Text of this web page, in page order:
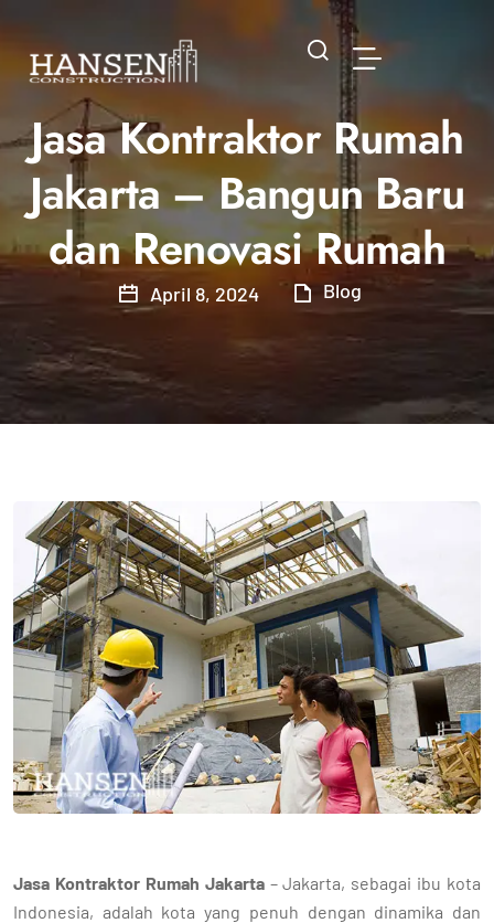
Jasa Kontraktor Rumah
Jakarta – Bangun Baru
dan Renovasi Rumah
April 8, 2024 Blog
Jasa Kontraktor Rumah Jakarta– Jakarta, sebagai ibu kota
Indonesia, adalah kota yang penuh dengan dinamika dan